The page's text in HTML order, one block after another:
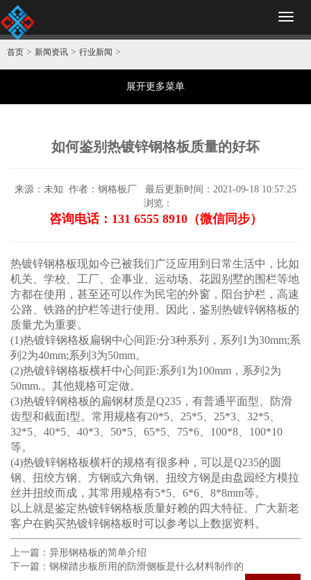
首页 > 新闻资讯 > 行业新闻 >
展开更多菜单
如何鉴别热镀锌钢格板质量的好坏
来源：未知 作者：钢格板厂
最后更新时间：2021-09-18 10:57:25
浏览：
咨询电话：131 6555 8910（微信同步）
热镀锌钢格板现如今已被我们广泛应用到日常生活中，比如
机关、学校、工厂、企事业、运动场、花园别墅的围栏等地
方都在使用，甚至还可以作为民宅的外窗，阳台护栏，高速
公路、铁路的护栏等进行使用。因此，鉴别热镀锌钢格板的
质量尤为重要。
(1)热镀锌钢格板扁钢中心间距:分3种系列，系列1为30mm;系
列2为40mm;系列3为50mm。
(2)热镀锌钢格板横杆中心间距:系列1为100mm，系列2为
50mm.。其他规格可定做。
(3)热镀锌钢格板的扁钢材质是Q235，有普通平面型、防滑
齿型和截面I型。常用规格有20*5、25*5、25*3、32*5、
32*5、40*5、40*3、50*5、65*5、75*6、100*8、100*10
等。
(4)热镀锌钢格板横杆的规格有很多种，可以是Q235的圆
钢、扭绞方钢、方钢或六角钢。扭绞方钢是由盘园经方模拉
丝并扭绞而成，其常用规格有5*5、6*6、8*8mm等。
以上就是鉴定热镀锌钢格板质量好赖的四大特征。广大新老
客户在购买热镀锌钢格板时可以参考以上数据资料。
上一篇： 异形钢格板的简单介绍
下一篇： 钢梯踏步板所用的防滑侧板是什么材料制作的